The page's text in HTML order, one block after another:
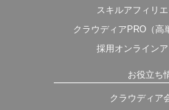
スキルアフィリ
クラウディアPRO（高
採用オンライン
お役立ち
クラウディア